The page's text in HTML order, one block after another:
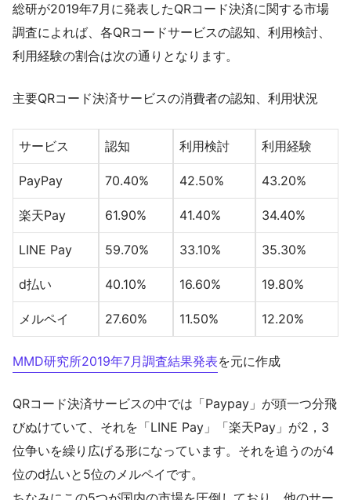
総研が2019年7月に発表したQRコード決済に関する市場
調査によれば、各QRコードサービスの認知、利用検討、
利用経験の割合は次の通りとなります。
主要QRコード決済サービスの消費者の認知、利用状況
サービス 認知 利用検討 利用経験
PayPay 70.40% 42.50% 43.20%
楽天Pay 61.90% 41.40% 34.40%
LINE Pay 59.70% 33.10% 35.30%
d払い 40.10% 16.60% 19.80%
メルペイ 27.60% 11.50% 12.20%
MMD研究所2019年7月調査結果発表を元に作成
QRコード決済サービスの中では「Paypay」が頭一つ分飛
びぬけていて、それを「LINE Pay」「楽天Pay」が2，3
位争いを繰り広げる形になっています。それを追うのが4
位のd払いと5位のメルペイです。